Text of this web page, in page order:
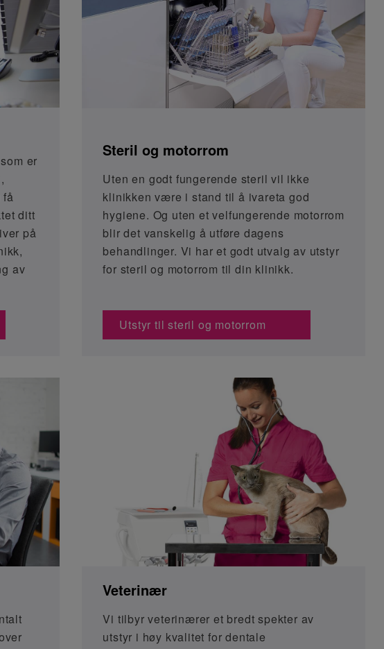
er
ditt
på
av
Steril og motorrom
Uten en godt fungerende steril vil ikke
klinikken være i stand til å ivareta god
hygiene. Og uten et velfungerende motorrom
blir det vanskelig å utføre dagens
behandlinger. Vi har et godt utvalg av utstyr
for steril og motorrom til din klinikk.
Utstyr til steril og motorrom
Veterinær
Vi tilbyr veterinærer et bredt spekter av
utstyr i høy kvalitet for dentale